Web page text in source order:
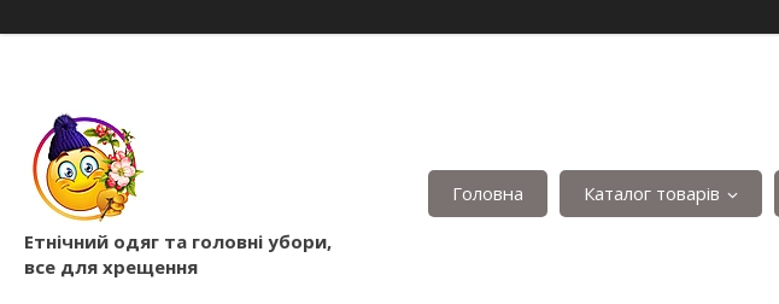
Етнічний одяг та головні убори,
все для хрещення
Головна Каталог товарів